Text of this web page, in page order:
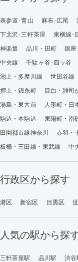
表参道･青山 麻布･広尾
下北沢･三軒茶屋
東横線･
神楽坂
品川・田町 銀座
中央線
千駄ヶ谷･四ッ谷
池上・多摩川線
世田谷線
押上・錦糸町
目白・雑司
湯島・東大前
人形町・日
駒込・本駒込
東陽町・南
田園都市線神奈川
赤羽・
板橋・三田線・東武線
中
行政区から探す
港区 新宿区 目黒区
人気の駅から探
三軒茶屋駅 品川駅 渋谷